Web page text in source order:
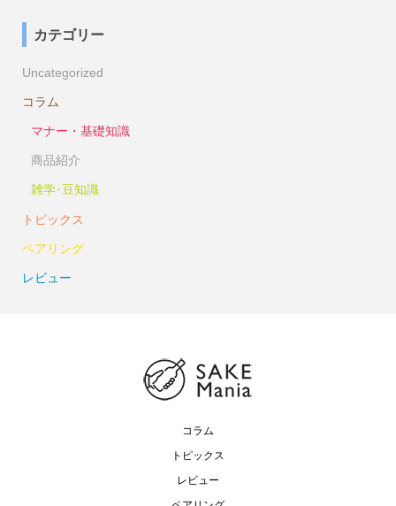
カテゴリー
Uncategorized
コラム
マナー・基礎知識
商品紹介
雑学･豆知識
トピックス
ペアリング
レビュー
コラム
トピックス
レビュー